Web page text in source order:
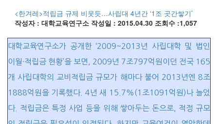
<한겨레>적립금 규제 비웃듯…사립대 4년간 ‘1조 곳간쌓기’
작성자 : 대학교육연구소 작성일 : 2015.04.30 조회수 :1,057
대학교육연구소가 공개한 ‘2009~2013년 사립대학 및 법인
이월·적립금 현황’을 보면, 2009년 7조797억원이던 전국 165
개 사립대학의 교비적립금 규모가 해마다 불어 2013년엔 8조
1888억원을 기록했다. 4년 새 15.7%(1조1091억원)나 늘었
다. 적립금은 특정 사업 등을 위해 쌓아두는 돈으로, 적정 규모